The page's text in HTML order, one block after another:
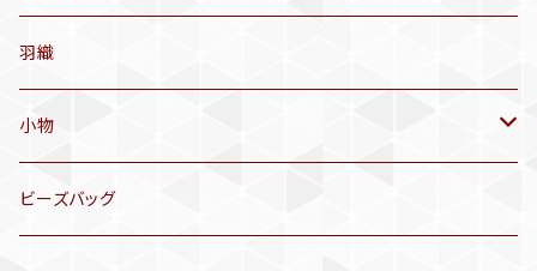
名古屋帯
洒落袋帯
袋帯
アンティーク着物
リサイクル着物
訪問着、付下げ、色無地
羽織
小物
帯揚げ
ビーズバッグ